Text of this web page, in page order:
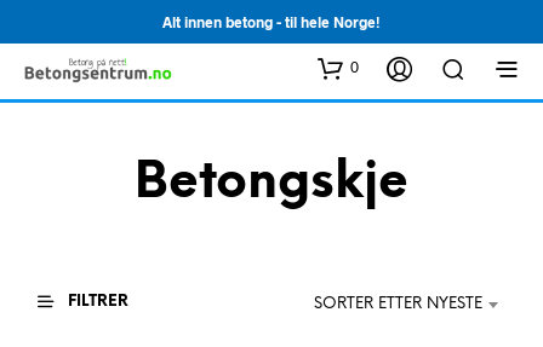
Alt innen betong - til hele Norge!
0
Betongskje
FILTRER SORTER ETTER NYESTE